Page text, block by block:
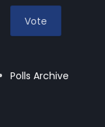
Polls Archive